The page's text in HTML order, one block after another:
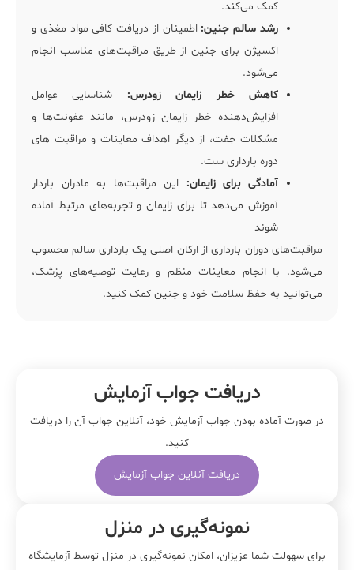
کمک می‌کند.
رشد سالم جنین: اطمینان از دریافت کافی مواد مغذی و
اکسیژن برای جنین از طریق مراقبت‌های مناسب انجام
می‌شود.
کاهش خطر زایمان زودرس: شناسایی عوامل
افزایش‌دهنده خطر زایمان زودرس، مانند عفونت‌ها و
مشکلات جفت، از دیگر اهداف معاینات و مراقبت های
دوره بارداری ست.
آمادگی برای زایمان: این مراقبت‌ها به مادران باردار
آموزش می‌دهد تا برای زایمان و تجربه‌های مرتبط آماده
شوند
مراقبت‌های دوران بارداری از ارکان اصلی یک بارداری سالم محسوب
می‌شود. با انجام معاینات منظم و رعایت توصیه‌های پزشک،
می‌توانید به حفظ سلامت خود و جنین کمک کنید.
دریافت جواب آزمایش
در صورت آماده بودن جواب آزمایش خود، آنلاین جواب‌ آن را دریافت
کنید.
دریافت آنلاین جواب آزمایش
نمونه‌‌گیری در منزل
برای سهولت شما عزیزان، امکان نمونه‌گیری در منزل توسط آزمایشگاه